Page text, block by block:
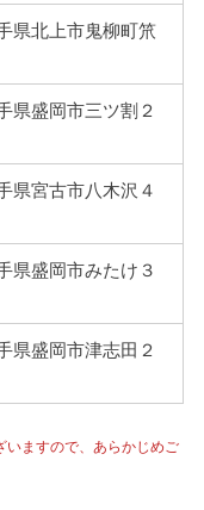
県北上市鬼柳町笊
県盛岡市三ツ割２
県宮古市八木沢４
県盛岡市みたけ３
県盛岡市津志田２
ますので、あらかじめご